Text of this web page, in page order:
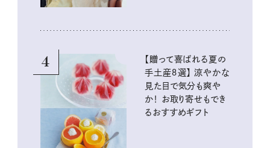
4
【贈って喜ばれる夏の
手土産８選】 涼やかな
見た目で気分も爽や
か！ お取り寄せもでき
るおすすめギフト